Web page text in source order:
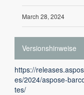
March 28, 2024
Versionshinweise
https://
es/2024/aspose-
tes/